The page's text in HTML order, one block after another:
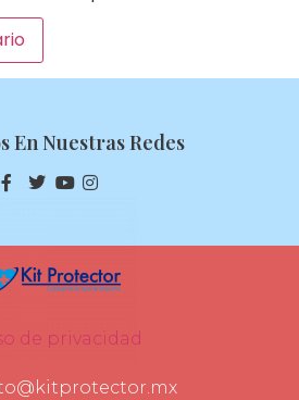
En Nuestras Redes
de privacidad